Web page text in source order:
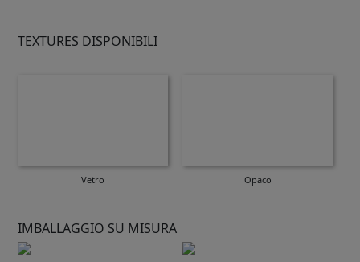
TEXTURES DISPONIBILI
Vetro Opaco
IMBALLAGGIO SU MISURA